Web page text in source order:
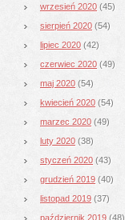
wrzesień 2020 (45)
sierpień 2020 (54)
lipiec 2020 (42)
czerwiec 2020 (49)
maj 2020 (54)
kwiecień 2020 (54)
marzec 2020 (49)
luty 2020 (38)
styczeń 2020 (43)
grudzień 2019 (40)
listopad 2019 (37)
październik 2019 (48)